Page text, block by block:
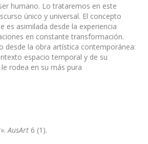
humano. Lo trataremos en este
único y universal. El concepto
es asimilada desde la experiencia
en constante transformación.
desde la obra artística contemporánea:
espacio temporal y de su
rodea en su más pura
AusArt 6 (1).